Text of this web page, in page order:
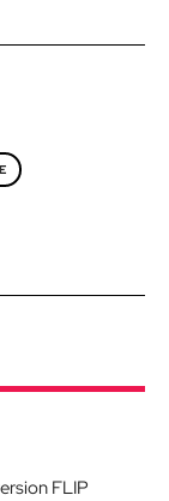
FLIP